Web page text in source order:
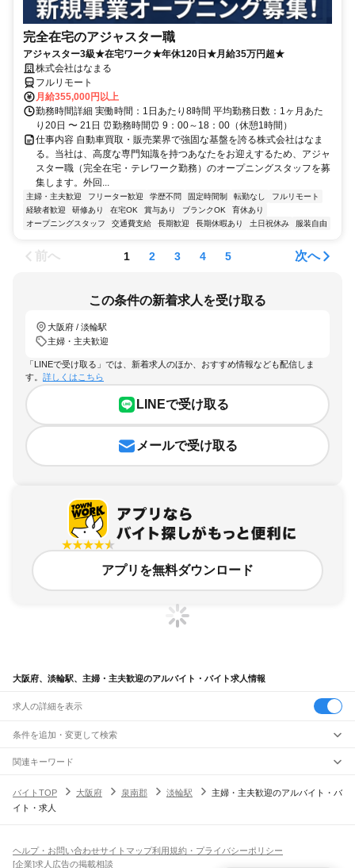
完全在宅のアジャスター職
アジャスター3級★在宅ワーク★年休120日★月給35万円超★
株式会社はなまる
フルリモート
月給355,000円以上
勤務時間詳細 実働時間：1日あたり8時間 平均勤務日数：1ヶ月あた
り20日 〜 21日 ⏰勤務時間⏰ 9：00～18：00（休憩1時間）
仕事内容 自動車買取・販売業界で強固な基盤を誇る株式会社はなま
る。当社は、高度な専門知識を持つあなたをお迎えするため、アジャ
スター職（完全在宅・テレワーク勤務）のオープニングスタッフを募
集します。外回...
主婦・主夫歓迎 フリーター歓迎 学歴不問 固定時間制 転勤なし
フルリモート
経験者歓迎
研修あり 在宅OK 賞与あり ブランクOK
育休あり
オープニングスタッフ
交通費支給 長期歓迎 長期休暇あり 土日祝休み 服装自由
前へ 1 2 3 4 5 次へ
この条件の新着求人を受け取る
大阪府 / 淡輪駅
主婦・主夫歓迎
「LINEで受け取る」では、新着求人のほか、おすすめ情報なども配信しま
す。 詳しくはこちら
LINEで受け取る
メールで受け取る
アプリを無料ダウンロード
大阪府、淡輪駅、主婦・主夫歓迎のアルバイト・バイト求人情報
求人の詳細を表示
条件を追加・変更して検索
市区町村を追加・変更
大阪府すべて
大阪市
平野区北区中央区
駅を追加・変更
JR神戸線(大阪～神戸)
職種を追加・変更
飲食・フードサービスすべて
ホールスタッフキッチンスタッフ
人気
関連キーワード
バイトTOP
大阪府 泉南郡 淡輪駅
主婦・主夫歓迎のアルバイト・バ
イト・求人
ヘルプ・お問い合わせサイトマップ利用規約・プライバシーポリシー
[企業]求人広告の掲載相談